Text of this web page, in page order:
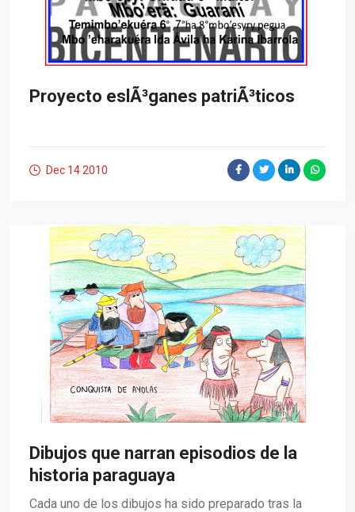
Proyecto eslÃ³ganes patriÃ³ticos
Dec 142010
Dibujos que narran episodios de la
historia paraguaya
Cada uno de los dibujos ha sido preparado tras la